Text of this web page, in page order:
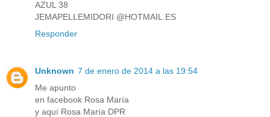
AZUL 38
JEMAPELLEMIDORI @HOTMAIL.ES
Responder
Unknown 7 de enero de 2014 a las 19:54
Me apunto
en facebook Rosa María
y aquí Rosa María DPR